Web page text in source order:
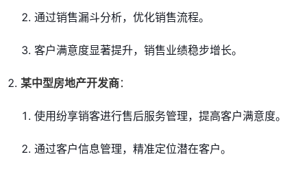
通过销售漏斗分析，优化销售流程。
客户满意度显著提升，销售业绩稳步增长。
某中型房地产开发商：
使用纷享销客进行售后服务管理，提高客户满意度。
通过客户信息管理，精准定位潜在客户。